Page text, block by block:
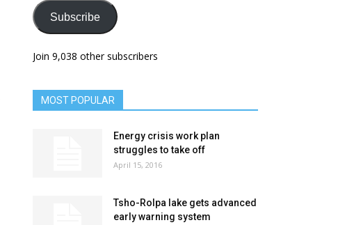
Subscribe
Join 9,038 other subscribers
MOST POPULAR
Energy crisis work plan
struggles to take off
April 15, 2016
Tsho-Rolpa lake gets advanced
early warning system